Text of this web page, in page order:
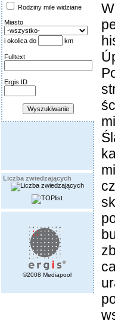
Rodziny mile widziane
Miasto
i okolica do km
Fulltext
Ergis ID
Liczba zwiedzających
©2008 Mediapool